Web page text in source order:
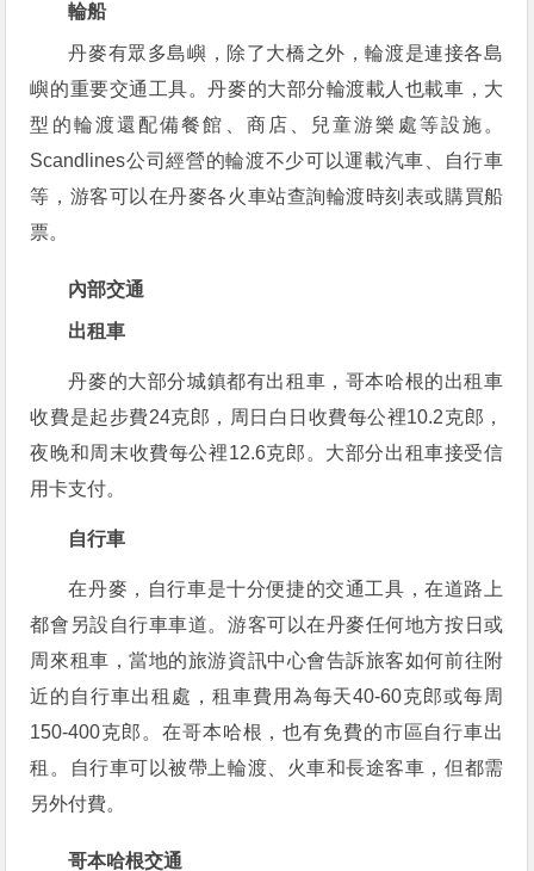
輪船
丹麥有眾多島嶼，除了大橋之外，輪渡是連接各島
嶼的重要交通工具。丹麥的大部分輪渡載人也載車，大
型的輪渡還配備餐館、商店、兒童游樂處等設施。
Scandlines公司經營的輪渡不少可以運載汽車、自行車
等，游客可以在丹麥各火車站查詢輪渡時刻表或購買船
票。
內部交通
出租車
丹麥的大部分城鎮都有出租車，哥本哈根的出租車
收費是起步費24克郎，周日白日收費每公裡10.2克郎，
夜晚和周末收費每公裡12.6克郎。大部分出租車接受信
用卡支付。
自行車
在丹麥，自行車是十分便捷的交通工具，在道路上
都會另設自行車車道。游客可以在丹麥任何地方按日或
周來租車，當地的旅游資訊中心會告訴旅客如何前往附
近的自行車出租處，租車費用為每天40-60克郎或每周
150-400克郎。在哥本哈根，也有免費的市區自行車出
租。自行車可以被帶上輪渡、火車和長途客車，但都需
另外付費。
哥本哈根交通